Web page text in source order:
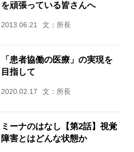
を頑張っている皆さんへ
2013.06.21 文：所長
「患者協働の医療」の実現を
目指して
2020.02.17 文：所長
ミーナのはなし【第2話】視覚
障害とはどんな状態か